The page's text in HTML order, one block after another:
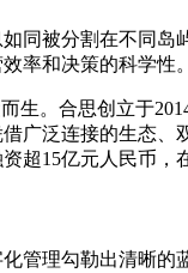
同被分割在不同
率和决策的科学性。
生。合思创立于
泛连接的生态
超15亿元人民币，
理勾勒出清晰